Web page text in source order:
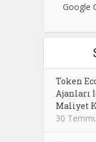
Google
Token
Ajanları
Maliyet
30